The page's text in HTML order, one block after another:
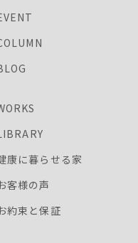
康に暮らせる家
客様の声
約束と保証